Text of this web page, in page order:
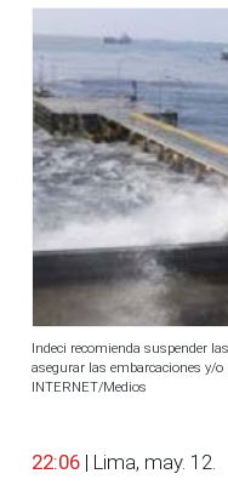
Indeci recomienda suspender
asegurar las embarcaciones y/
INTERNET/Medios
22:06 | Lima, may. 12.